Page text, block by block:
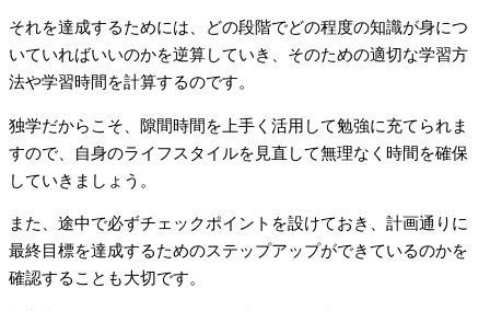
それを達成するためには、どの段階でどの程度の知識が身につ
いていればいいのかを逆算していき、そのための適切な学習方
法や学習時間を計算するのです。
独学だからこそ、隙間時間を上手く活用して勉強に充てられま
すので、自身のライフスタイルを見直して無理なく時間を確保
していきましょう。
また、途中で必ずチェックポイントを設けておき、計画通りに
最終目標を達成するためのステップアップができているのかを
確認することも大切です。